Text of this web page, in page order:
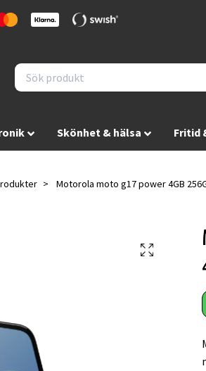
Skönhet & hälsa Fritid
Motorola moto g17 power 4GB